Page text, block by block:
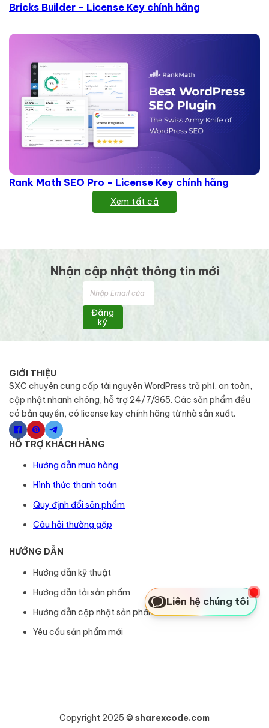
Bricks Builder - License Key chính hãng
Rank Math SEO Pro - License Key chính hãng
Xem tất cả
Nhận cập nhật thông tin mới
Đăng
ký
GIỚI THIỆU
SXC chuyên cung cấp tài nguyên WordPress trả phí, an toàn,
cập nhật nhanh chóng, hỗ trợ 24/7/365. Các sản phẩm đều
có bản quyền, có license key chính hãng từ nhà sản xuất.
HỖ TRỢ KHÁCH HÀNG
Hướng dẫn mua hàng
Hình thức thanh toán
Quy định đổi sản phẩm
Câu hỏi thường gặp
HƯỚNG DẪN
Hướng dẫn kỹ thuật
Hướng dẫn tải sản phẩm
Hướng dẫn cập nhật sản phẩm
Yêu cầu sản phẩm mới
Copyright 2025 © sharexcode.com
Liên hệ chúng tôi